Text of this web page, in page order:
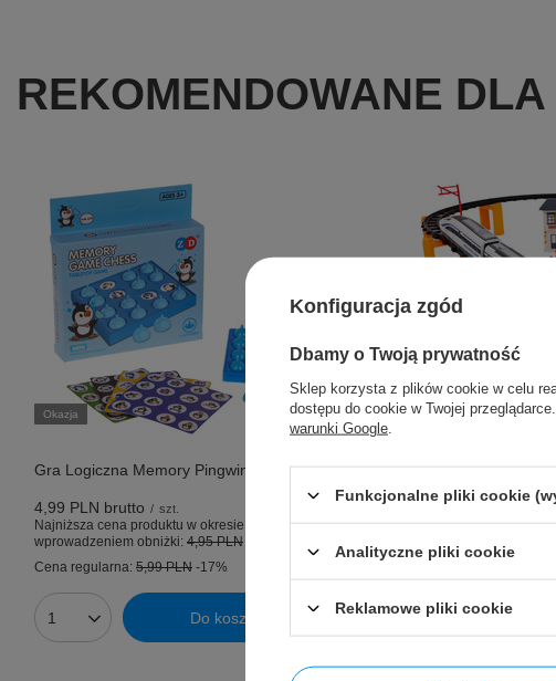
REKOMENDOWANE
Okazja
Gra Logiczna Memory Pingwin
4,99 PLN brutto / szt.
Najniższa cena produktu w okresie 30 dni przed
wprowadzeniem obniżki: 4,95 PLN
Cena regularna: 5,99 PLN -17%
Ilość produktów Do koszyka
Okazja
Kolejka Duży Zestaw
Cena regularna:99,99
Ilość produktów
Konfiguracja zgód
Dbamy o Twoją prywatność
Sklep korzysta z plików cookie w celu
dostępu do cookie w Twojej
warunki Google
Funkcjonalne pliki cookie
Analityczne pliki cookie
Reklamowe pliki cookie